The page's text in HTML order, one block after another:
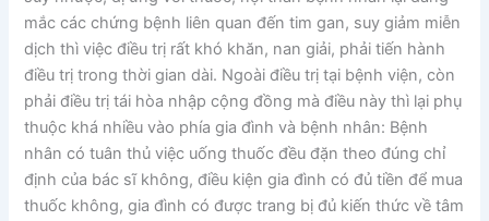
mắc các chứng bệnh liên quan đến tim gan, suy giảm miễn
dịch thì việc điều trị rất khó khăn, nan giải, phải tiến hành
điều trị trong thời gian dài. Ngoài điều trị tại bệnh viện, còn
phải điều trị tái hòa nhập cộng đồng mà điều này thì lại phụ
thuộc khá nhiều vào phía gia đình và bệnh nhân: Bệnh
nhân có tuân thủ việc uống thuốc đều đặn theo đúng chỉ
định của bác sĩ không, điều kiện gia đình có đủ tiền để mua
thuốc không, gia đình có được trang bị đủ kiến thức về tâm